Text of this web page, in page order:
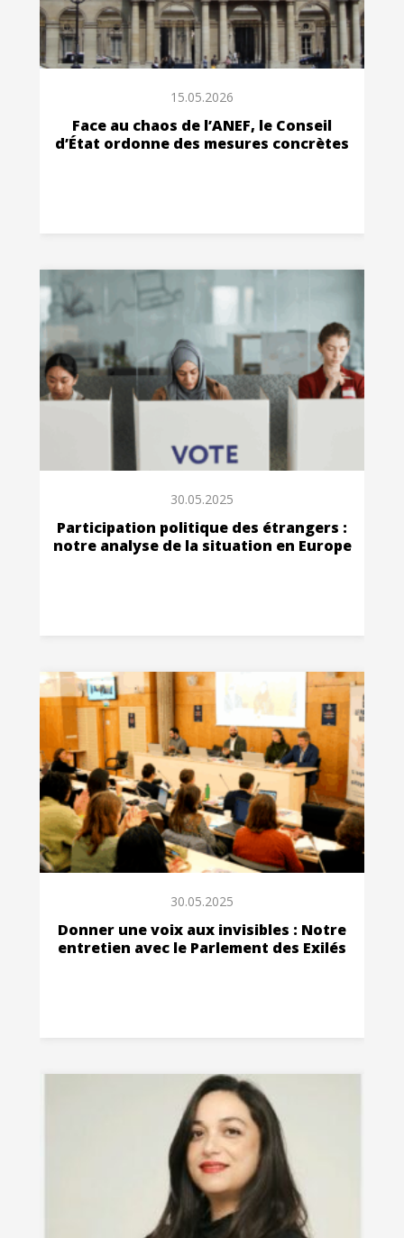
15.05.2026
Face au chaos de l’ANEF, le Conseil
d’État ordonne des mesures concrètes
30.05.2025
Participation politique des étrangers :
notre analyse de la situation en Europe
30.05.2025
Donner une voix aux invisibles : Notre
entretien avec le Parlement des Exilés